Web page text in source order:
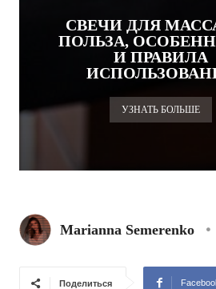
СВЕЧИ ДЛЯ
ПОЛЬЗА,
И ПРАВИЛА
УЗНАТЬ БОЛЬШЕ
Marianna Semerenko
Поделиться